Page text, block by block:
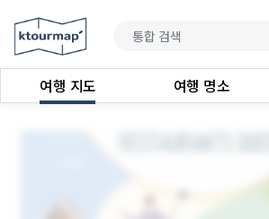
여행 지도 여행 명소